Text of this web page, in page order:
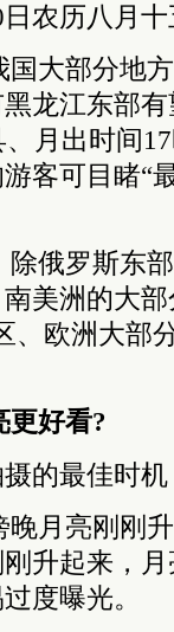
农历八月
大部分地
龙江东部
月出时间
客可目睹“
除俄罗斯东
美洲的大
、欧洲大部
更好看?
的最佳时机
月亮刚刚
升起来，
度曝光。